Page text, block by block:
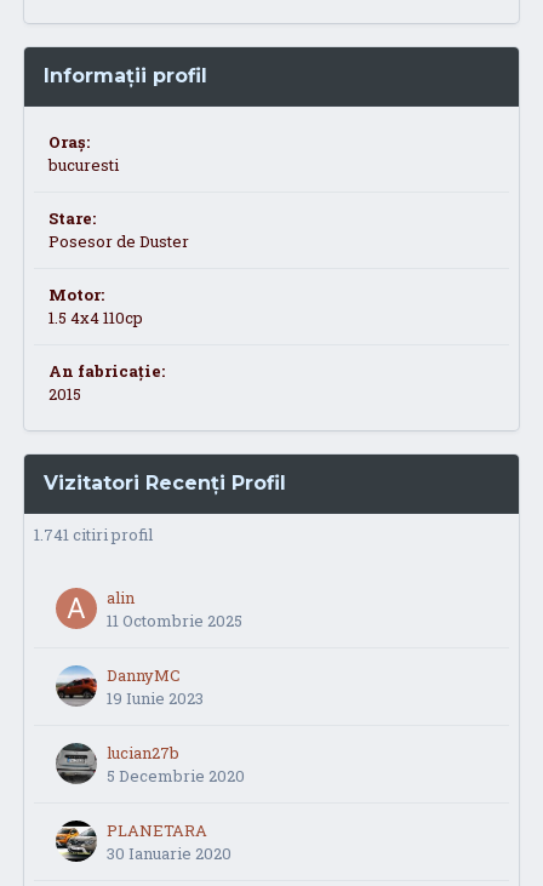
Informații profil
Oraș:
bucuresti
Stare:
Posesor de Duster
Motor:
1.5 4x4 110cp
An fabricație:
2015
Vizitatori Recenți Profil
1.741 citiri profil
alin
11 Octombrie 2025
DannyMC
19 Iunie 2023
lucian27b
5 Decembrie 2020
PLANETARA
30 Ianuarie 2020